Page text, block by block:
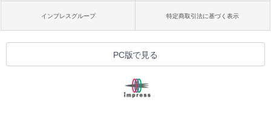
インプレスグループ 特定商取引法に基づく表示
PC版で見る